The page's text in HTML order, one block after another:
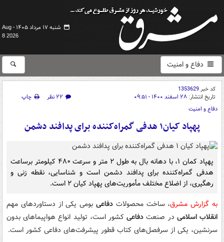
شنبه ۱۷ مرداد ۱۴۰۵ -
Aug
8 2026
دفاع و امنیت
کد خبر1353629
تاریخ انتشار: ۲۸ اسفند ۱۴۰۰ - ۰۹:۵۱ ۲۲ نظر
چاپ
دفاع و امنیت
پهپاد کیان۱ هدفی گمراه‌کننده برای پدافند دشمن
پهپاد کمان ۱، با دهانه بال به طول ۲ متر و سرعت ۴۸۰ کیلومتر برساعت
هدفی گمراه‌کننده برای پدافند دشمن است و شناسایی، نقطه زنی و
رهگیری، از اضلاع مختلف مأموریت‌های پهپاد کیان ۲ است.
به گزارش مشرق، ساخت محصولات دفاعی بومی یکی از دستاوردهای مهم
انقلاب اسلامی در صنعت دفاعیکشور است، تولید انواع هواپیماهای بدون
سرنشین، یکی از سرفصل‌های کتاب قطور پیشرفت‌های دفاعی کشور است.